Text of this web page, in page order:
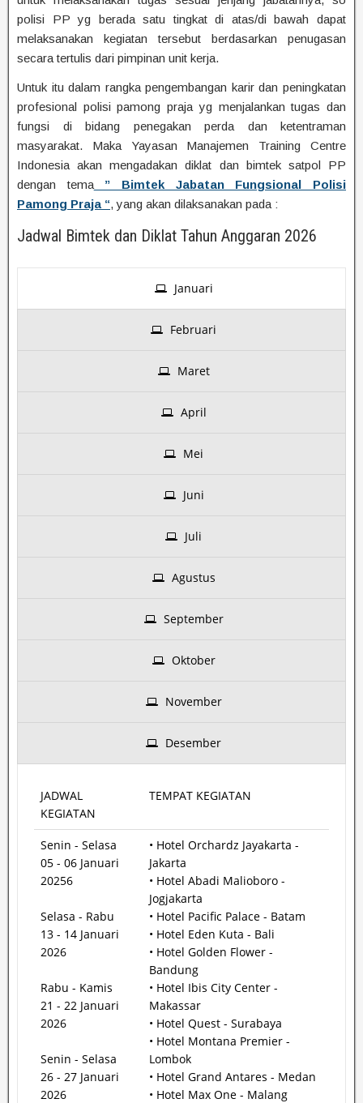
polisi PP yg berada satu tingkat di atas/di bawah dapat
melaksanakan kegiatan tersebut berdasarkan penugasan
secara tertulis dari pimpinan unit kerja.
Untuk itu dalam rangka pengembangan karir dan peningkatan
profesional polisi pamong praja yg menjalankan tugas dan
fungsi di bidang penegakan perda dan ketentraman
masyarakat. Maka Yayasan Manajemen Training Centre
Indonesia akan mengadakan diklat dan bimtek satpol PP
dengan tema” Bimtek Jabatan Fungsional Polisi
Pamong Praja “, yang akan dilaksanakan pada :
Jadwal Bimtek dan Diklat Tahun Anggaran 2026
Januari
Februari
Maret
April
Mei
Juni
Juli
Agustus
September
Oktober
November
Desember
JADWAL
KEGIATAN
TEMPAT KEGIATAN
Senin - Selasa
05 - 06 Januari
20256
Selasa - Rabu
13 - 14 Januari
2026
Rabu - Kamis
21 - 22 Januari
2026
Senin - Selasa
26 - 27 Januari
2026
• Hotel Orchardz Jayakarta -
Jakarta
• Hotel Abadi Malioboro -
Jogjakarta
• Hotel Pacific Palace - Batam
• Hotel Eden Kuta - Bali
• Hotel Golden Flower -
Bandung
• Hotel Ibis City Center -
Makassar
• Hotel Quest - Surabaya
• Hotel Montana Premier -
Lombok
• Hotel Grand Antares - Medan
• Hotel Max One - Malang